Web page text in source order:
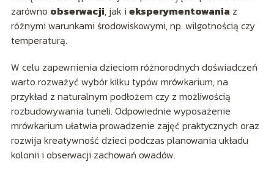
zarówno obserwacji, jak i eksperymentowania z
różnymi warunkami środowiskowymi, np. wilgotnością czy
temperaturą.
W celu zapewnienia dzieciom różnorodnych doświadczeń
warto rozważyć wybór kilku typów mrówkarium, na
przykład z naturalnym podłożem czy z możliwością
rozbudowywania tuneli. Odpowiednie wyposażenie
mrówkarium ułatwia prowadzenie zajęć praktycznych oraz
rozwija kreatywność dzieci podczas planowania układu
kolonii i obserwacji zachowań owadów.